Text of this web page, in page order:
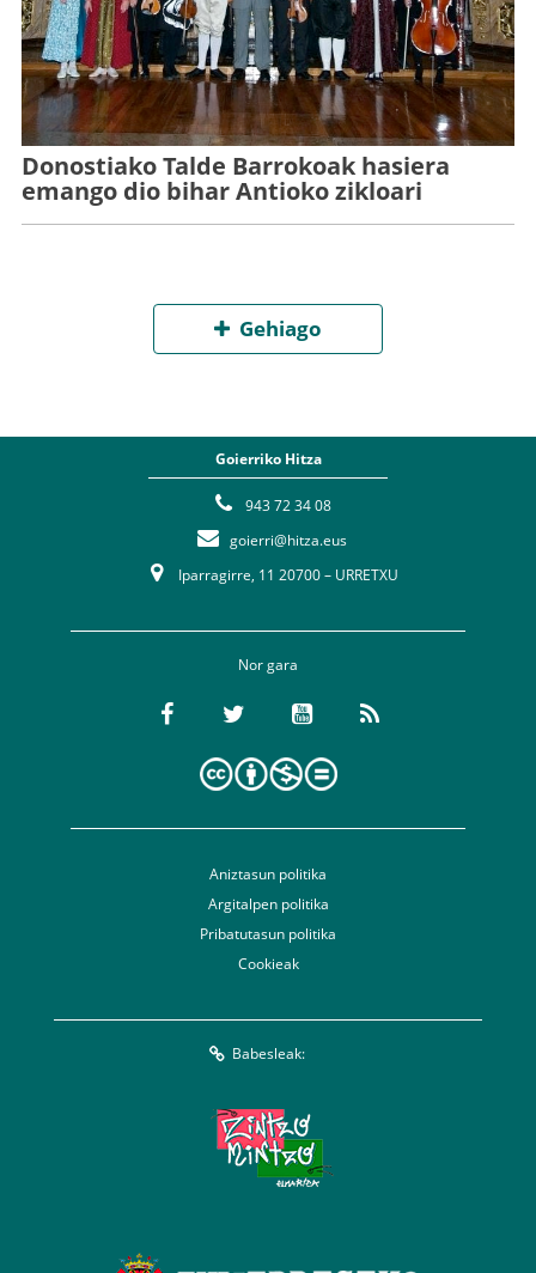
Donostiako Talde Barrokoak hasiera
emango dio bihar Antioko zikloari
Gehiago
Goierriko Hitza
943 72 34 08
goierri@hitza.eus
Iparragirre, 11 20700 – URRETXU
Nor gara
Aniztasun politika
Argitalpen politika
Pribatutasun politika
Cookieak
Babesleak: